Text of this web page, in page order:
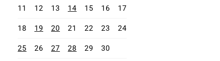
11 12 13 14 15 16 17
18 19 20 21 22 23 24
25 26 27 28 29 30